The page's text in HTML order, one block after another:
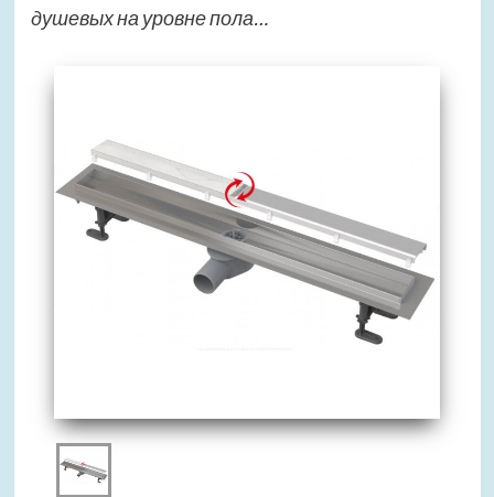
душевых на уровне пола…